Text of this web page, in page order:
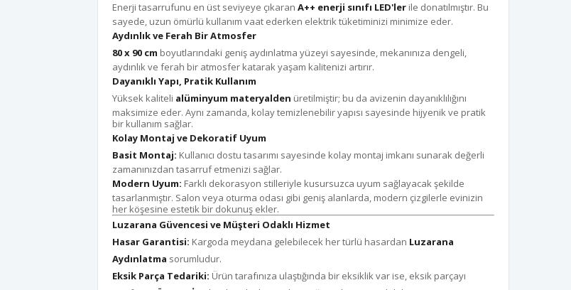
Enerji tasarrufunu en üst seviyeye çıkaran A++ enerji sınıfı LED'ler ile donatılmıştır. Bu
sayede, uzun ömürlü kullanım vaat ederken elektrik tüketiminizi minimize eder.
Aydınlık ve Ferah Bir Atmosfer
80 x 90 cm boyutlarındaki geniş aydınlatma yüzeyi sayesinde, mekanınıza dengeli,
aydınlık ve ferah bir atmosfer katarak yaşam kalitenizi artırır.
Dayanıklı Yapı, Pratik Kullanım
Yüksek kaliteli alüminyum materyalden üretilmiştir; bu da avizenin dayanıklılığını
maksimize eder. Aynı zamanda, kolay temizlenebilir yapısı sayesinde hijyenik ve pratik
bir kullanım sağlar.
Kolay Montaj ve Dekoratif Uyum
Basit Montaj: Kullanıcı dostu tasarımı sayesinde kolay montaj imkanı sunarak değerli
zamanınızdan tasarruf etmenizi sağlar.
Modern Uyum: Farklı dekorasyon stilleriyle kusursuzca uyum sağlayacak şekilde
tasarlanmıştır. Salon veya oturma odası gibi geniş alanlarda, modern çizgilerle evinizin
her köşesine estetik bir dokunuş ekler.
Luzarana Güvencesi ve Müşteri Odaklı Hizmet
Hasar Garantisi: Kargoda meydana gelebilecek her türlü hasardan Luzarana
Aydınlatma sorumludur.
Eksik Parça Tedariki: Ürün tarafınıza ulaştığında bir eksiklik var ise, eksik parçayı